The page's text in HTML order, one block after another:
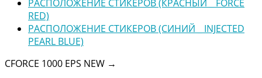
РАСПОЛОЖЕНИЕ СТИКЕРОВ (КРАСНЫЙ _ FORCE
RED)
РАСПОЛОЖЕНИЕ СТИКЕРОВ (СИНИЙ _ INJECTED
PEARL BLUE)
CFORCE 1000 EPS NEW →